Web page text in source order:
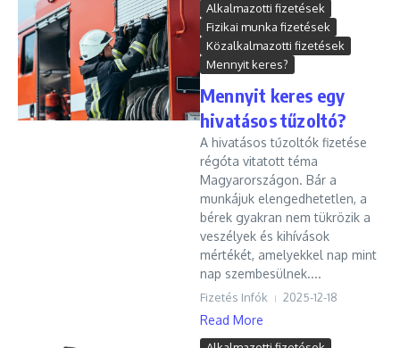
Alkalmazotti fizetések
Fizikai munka fizetések
Közalkalmazotti fizetések
Mennyit keres?
Mennyit keres egy
hivatásos tűzoltó?
A hivatásos tűzoltók fizetése
régóta vitatott téma
Magyarországon. Bár a
munkájuk elengedhetetlen, a
bérek gyakran nem tükrözik a
veszélyek és kihívások
mértékét, amelyekkel nap mint
nap szembesülnek....
Fizetés Infók 2025-12-18
Read More